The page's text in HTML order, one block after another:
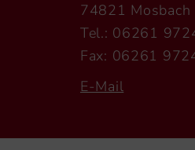
74821 Mosbach
Tel.: 06261
Fax: 06261
E-Mail